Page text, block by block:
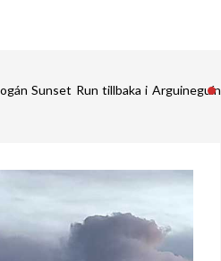
Sunset Run tillbaka i Arguineguín